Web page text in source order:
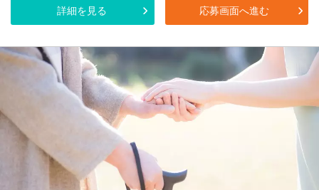
詳細を見る 応募画面へ進む